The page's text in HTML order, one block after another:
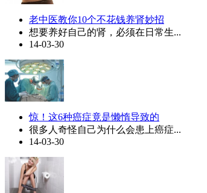
老中医教你10个不花钱养肾妙招
想要养好自己的肾，必须在日常生...
14-03-30
惊！这6种癌症竟是懒惰导致的
很多人奇怪自己为什么会患上癌症...
14-03-30